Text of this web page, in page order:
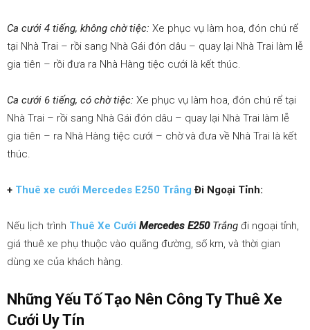
Ca cưới 4 tiếng, không chờ tiệc: Xe phục vụ làm hoa, đón chú rể
tại Nhà Trai – rồi sang Nhà Gái đón dâu – quay lại Nhà Trai làm lễ
gia tiên – rồi đưa ra Nhà Hàng tiệc cưới là kết thúc.
Ca cưới 6 tiếng, có chờ tiệc: Xe phục vụ làm hoa, đón chú rể tại
Nhà Trai – rồi sang Nhà Gái đón dâu – quay lại Nhà Trai làm lễ
gia tiên – ra Nhà Hàng tiệc cưới – chờ và đưa về Nhà Trai là kết
thúc.
+ Thuê xe cưới Mercedes E250 Trắng Đi Ngoại Tỉnh:
Nếu lịch trình Thuê Xe Cưới Mercedes E250Trắng đi ngoại tỉnh,
giá thuê xe phụ thuộc vào quãng đường, số km, và thời gian
dùng xe của khách hàng.
Những Yếu Tố Tạo Nên Công Ty Thuê Xe
Cưới Uy Tín